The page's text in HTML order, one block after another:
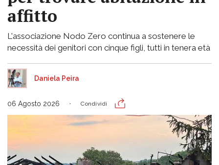
affitto
L'associazione Nodo Zero continua a sostenere le
necessità dei genitori con cinque figli, tutti in tenera età
Daniela Peira
06 Agosto 2026 Condividi